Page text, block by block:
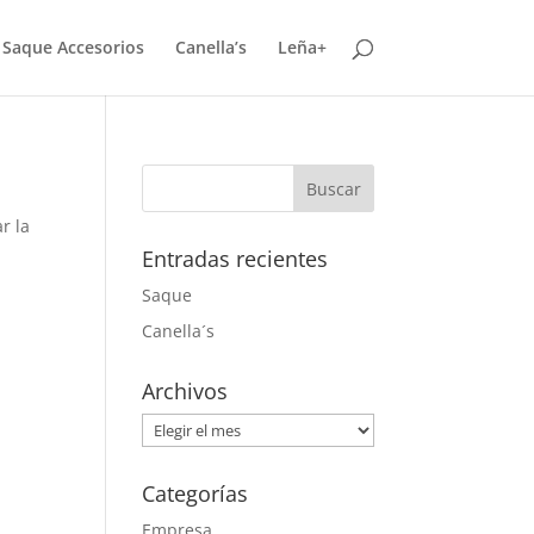
Saque Accesorios Canella’s Leña+
la
Entradas recientes
Saque
Canella´s
Archivos
Archivos
Categorías